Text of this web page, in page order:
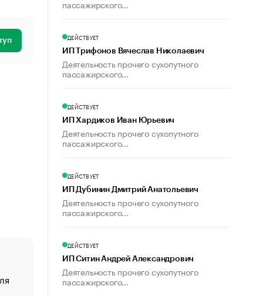
«От спорта тело стареет иначе». Как живет глава
создавшей GTA
пассажирского...
ДЕЙСТВУЕТ
ИП Трифонов Вячеслав Николаевич
Деятельность прочего сухопутного
пассажирского...
ДЕЙСТВУЕТ
ИП Хардиков Иван Юрьевич
Деятельность прочего сухопутного
пассажирского...
ДЕЙСТВУЕТ
ИП Дубинин Дмитрий Анатольевич
Деятельность прочего сухопутного
пассажирского...
ДЕЙСТВУЕТ
ИП Ситин Андрей Александрович
Деятельность прочего сухопутного
пассажирского...